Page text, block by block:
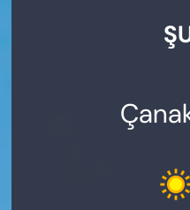
Haber Arşivi